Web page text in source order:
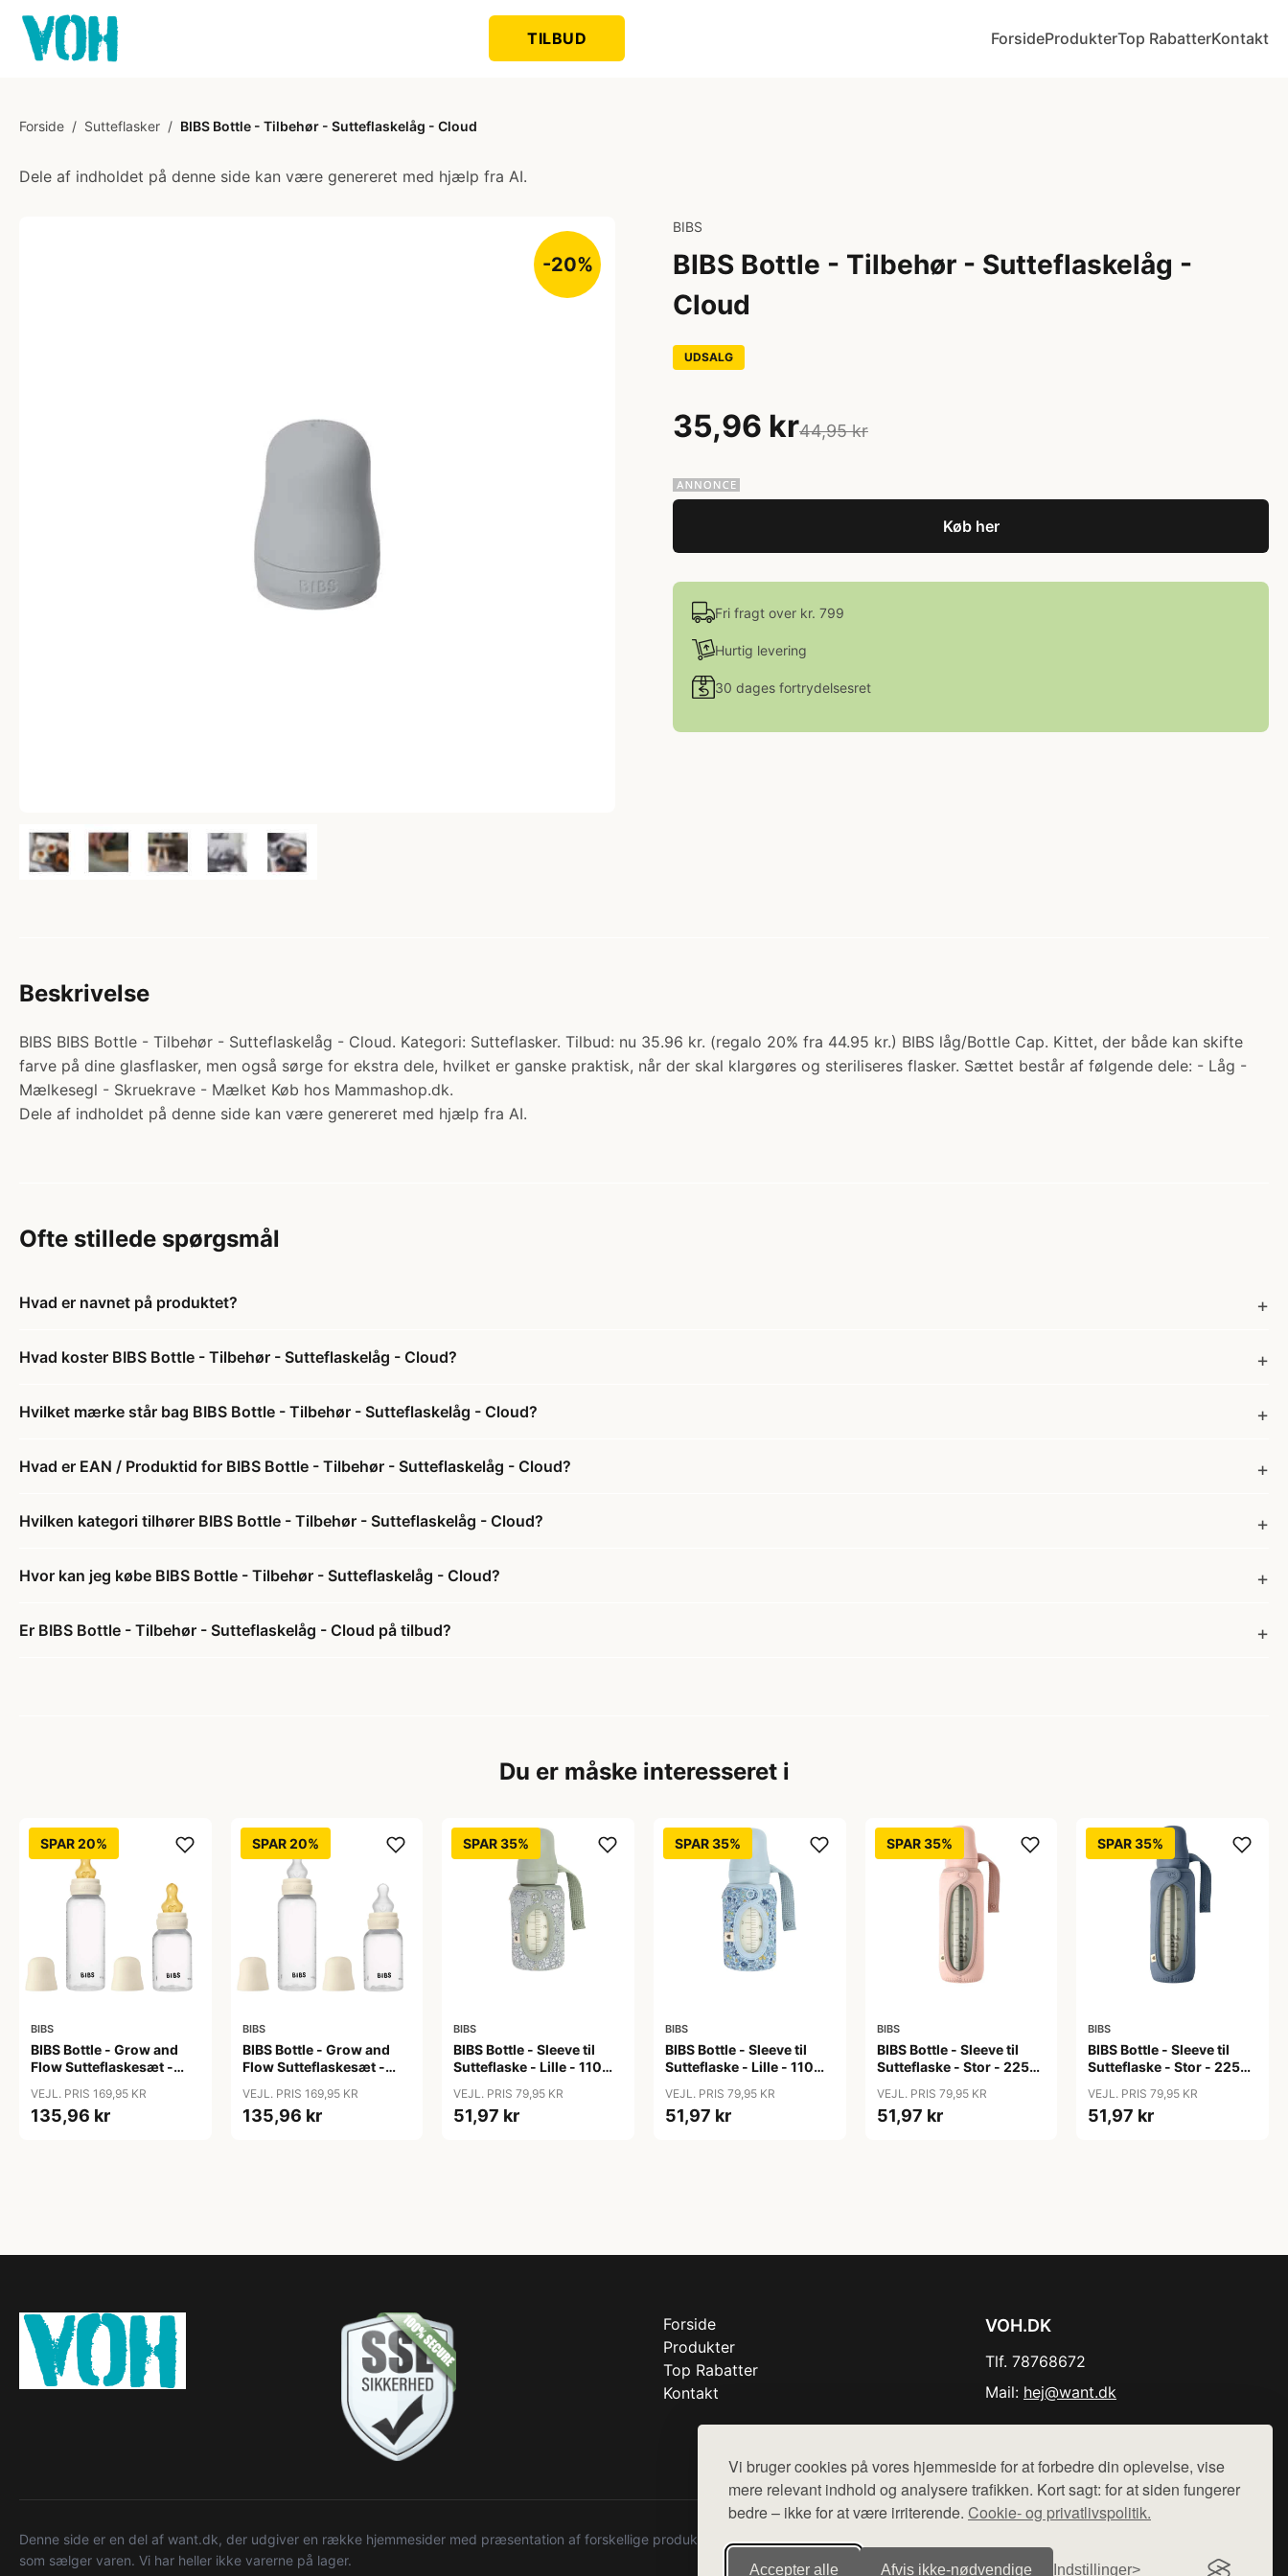
Vi bruger cookies på vores hjemmeside for at forbedre din oplevelse, vise
mere relevant indhold og analysere trafikken. Kort sagt: for at siden fungerer
bedre – ikke for at være irriterende. Cookie- og privatlivspolitik.
Accepter alle Afvis ikke‑nødvendige Indstillinger
TILBUD ForsideProdukterTop RabatterKontakt
Forside / Sutteflasker / BIBS Bottle - Tilbehør - Sutteflaskelåg - Cloud
Dele af indholdet på denne side kan være genereret med hjælp fra AI.
-20%
BIBS
BIBS Bottle - Tilbehør - Sutteflaskelåg -
Cloud
UDSALG
35,96 kr44,95 kr
Køb her
Fri fragt over kr. 799
Hurtig levering
30 dages fortrydelsesret
Beskrivelse
BIBS BIBS Bottle - Tilbehør - Sutteflaskelåg - Cloud. Kategori: Sutteflasker. Tilbud: nu 35.96 kr. (regalo 20% fra 44.95 kr.) BIBS låg/Bottle Cap. Kittet, der både kan skifte
farve på dine glasflasker, men også sørge for ekstra dele, hvilket er ganske praktisk, når der skal klargøres og steriliseres flasker. Sættet består af følgende dele: - Låg -
Mælkesegl - Skruekrave - Mælket Køb hos Mammashop.dk.
Dele af indholdet på denne side kan være genereret med hjælp fra AI.
Ofte stillede spørgsmål
Hvad er navnet på produktet?
Hvad koster BIBS Bottle - Tilbehør - Sutteflaskelåg - Cloud?
Hvilket mærke står bag BIBS Bottle - Tilbehør - Sutteflaskelåg - Cloud?
Hvad er EAN / Produktid for BIBS Bottle - Tilbehør - Sutteflaskelåg - Cloud?
Hvilken kategori tilhører BIBS Bottle - Tilbehør - Sutteflaskelåg - Cloud?
Hvor kan jeg købe BIBS Bottle - Tilbehør - Sutteflaskelåg - Cloud?
Er BIBS Bottle - Tilbehør - Sutteflaskelåg - Cloud på tilbud?
Du er måske interesseret i
SPAR 20%
BIBS
BIBS Bottle - Grow and
Flow Sutteflaskesæt -
Naturgummi/Rund -
150ml/270ml - 2-Pak -
VEJL. PRIS 169,95 KR
135,96 kr
SPAR 20%
BIBS
BIBS Bottle - Grow and
Flow Sutteflaskesæt -
150ml/270ml - 2-Pak -
Ivory
VEJL. PRIS 169,95 KR
135,96 kr
SPAR 35%
BIBS
BIBS Bottle - Sleeve til
Sutteflaske - Lille - 110ml
VEJL. PRIS 79,95 KR
51,97 kr
SPAR 35%
BIBS
BIBS Bottle - Sleeve til
Sutteflaske - Lille - 110ml
Blue
VEJL. PRIS 79,95 KR
51,97 kr
SPAR 35%
BIBS
BIBS Bottle - Sleeve til
Sutteflaske - Stor - 225ml
VEJL. PRIS 79,95 KR
51,97 kr
SPAR 35%
BIBS
BIBS Bottle - Sleeve til
Sutteflaske - Stor - 225ml
VEJL. PRIS 79,95 KR
51,97 kr
Forside
Produkter
Top Rabatter
Kontakt
VOH.DK
Tlf. 78768672
Mail: hej@want.dk
Denne side er en del af want.dk, der udgiver en række hjemmesider med præsentation af forskellige produkter fra diverse webshops. Der sælges ikke varer fra denne side - vi henviser til de shops,
som sælger varen. Vi har heller ikke varerne på lager.